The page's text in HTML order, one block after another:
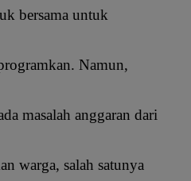
bersama untuk
Namun,
masalah anggaran dari
warga, salah satunya